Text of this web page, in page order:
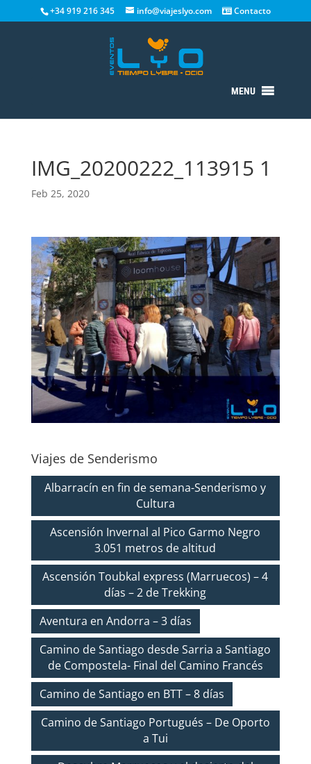
+34 919 216 345 info@viajeslyo.com Contacto
MENU
IMG_20200222_113915 1
Feb 25, 2020
Viajes de Senderismo
Albarracín en fin de semana-Senderismo y
Cultura
Ascensión Invernal al Pico Garmo Negro
3.051 metros de altitud
Ascensión Toubkal express (Marruecos) – 4
días – 2 de Trekking
Aventura en Andorra – 3 días
Camino de Santiago desde Sarria a Santiago
de Compostela- Final del Camino Francés
Camino de Santiago en BTT – 8 días
Camino de Santiago Portugués – De Oporto
a Tui